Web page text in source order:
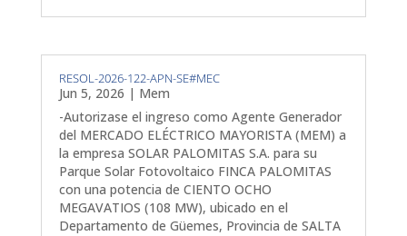
RESOL-2026-122-APN-SE#MEC
Jun 5, 2026 | Mem
-Autorizase el ingreso como Agente Generador
del MERCADO ELÉCTRICO MAYORISTA (MEM) a
la empresa SOLAR PALOMITAS S.A. para su
Parque Solar Fotovoltaico FINCA PALOMITAS
con una potencia de CIENTO OCHO
MEGAVATIOS (108 MW), ubicado en el
Departamento de Güemes, Provincia de SALTA